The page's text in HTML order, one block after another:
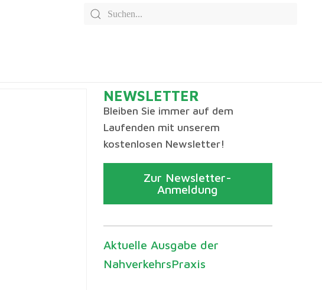
NEWSLETTER
Bleiben Sie immer auf dem
Laufenden mit unserem
kostenlosen Newsletter!
Zur Newsletter-
Anmeldung
Aktuelle Ausgabe der
NahverkehrsPraxis